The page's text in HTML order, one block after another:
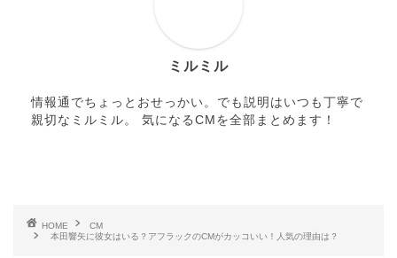
ミルミル
情報通でちょっとおせっかい。でも説明はいつも丁寧で
親切なミルミル。 気になるCMを全部まとめます！
HOME
CM
本田響矢に彼女はいる？アフラックのCMがカッコいい！人気の理由は？